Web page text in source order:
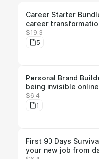
Career Starter
career
$19.3
5
Personal Brand
being invisible online
$6.4
1
First 90 Days
your new job from